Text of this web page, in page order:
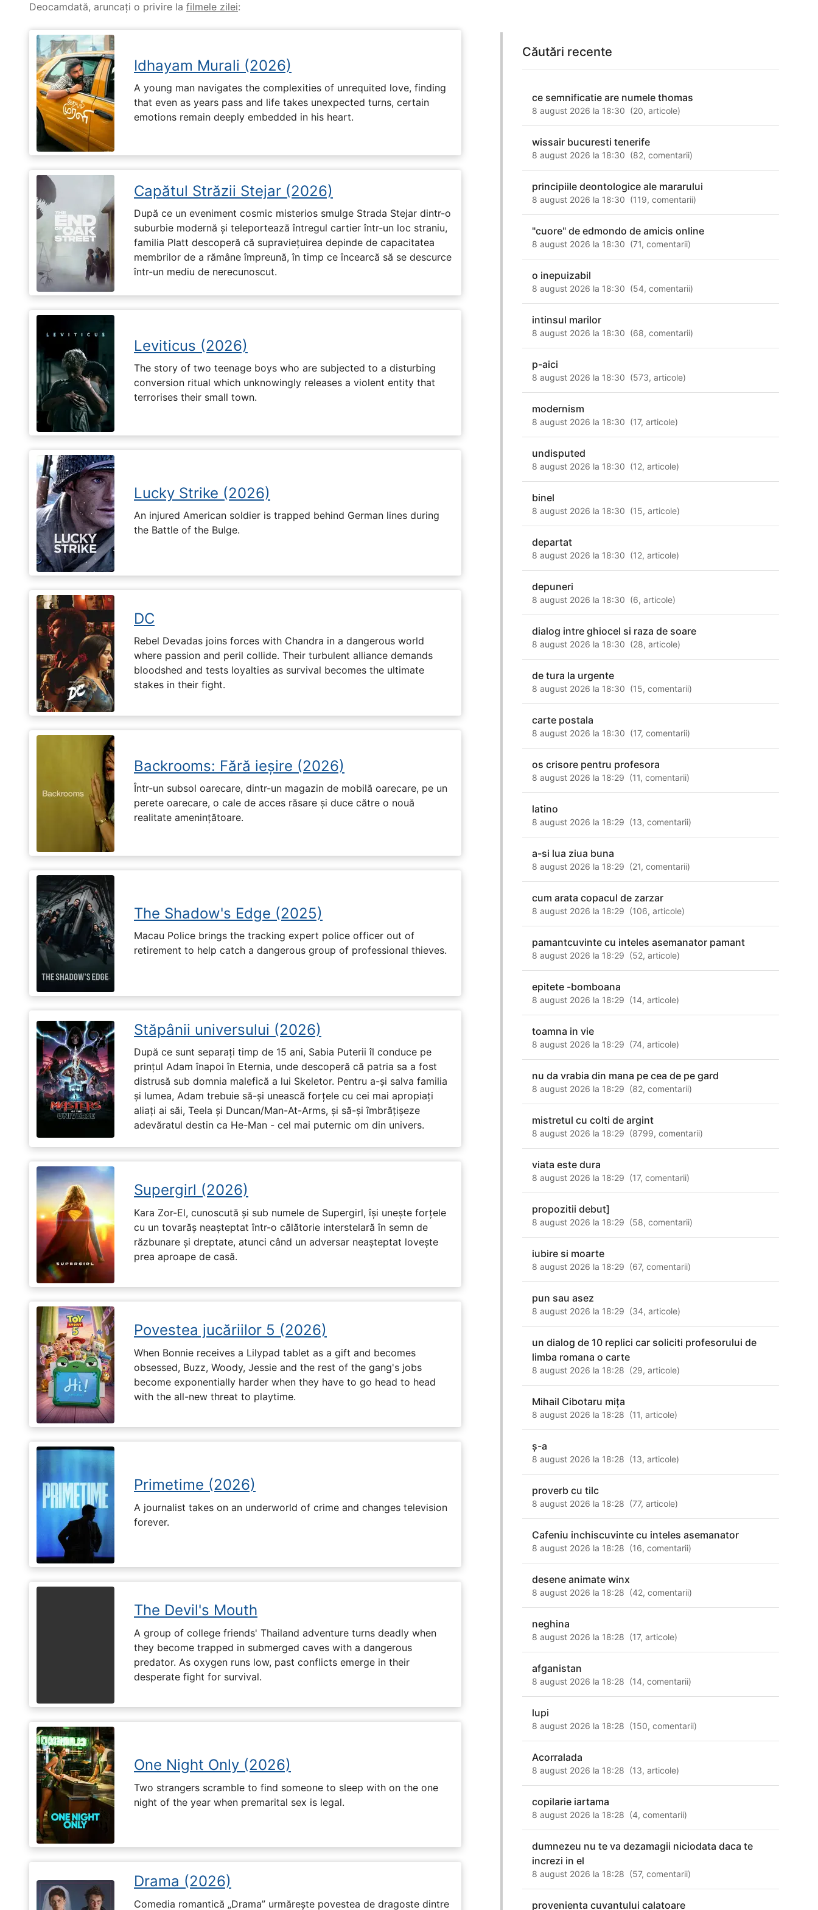
Deocamdată, aruncați o privire la filmele zilei:
Idhayam Murali (2026)
A young man navigates the complexities of unrequited love, finding
that even as years pass and life takes unexpected turns, certain
emotions remain deeply embedded in his heart.
Capătul Străzii Stejar (2026)
După ce un eveniment cosmic misterios smulge Strada Stejar dintr-o
suburbie modernă și teleportează întregul cartier într-un loc straniu,
familia Platt descoperă că supraviețuirea depinde de capacitatea
membrilor de a rămâne împreună, în timp ce încearcă să se descurce
într-un mediu de nerecunoscut.
Leviticus (2026)
The story of two teenage boys who are subjected to a disturbing
conversion ritual which unknowingly releases a violent entity that
terrorises their small town.
Lucky Strike (2026)
An injured American soldier is trapped behind German lines during
the Battle of the Bulge.
DC
Rebel Devadas joins forces with Chandra in a dangerous world
where passion and peril collide. Their turbulent alliance demands
bloodshed and tests loyalties as survival becomes the ultimate
stakes in their fight.
Backrooms: Fără ieșire (2026)
Într-un subsol oarecare, dintr-un magazin de mobilă oarecare, pe un
perete oarecare, o cale de acces răsare și duce către o nouă
realitate amenințătoare.
The Shadow's Edge (2025)
Macau Police brings the tracking expert police officer out of
retirement to help catch a dangerous group of professional thieves.
Stăpânii universului (2026)
După ce sunt separați timp de 15 ani, Sabia Puterii îl conduce pe
prințul Adam înapoi în Eternia, unde descoperă că patria sa a fost
distrusă sub domnia malefică a lui Skeletor. Pentru a-și salva familia
și lumea, Adam trebuie să-și unească forțele cu cei mai apropiați
aliați ai săi, Teela și Duncan/Man-At-Arms, și să-și îmbrățișeze
adevăratul destin ca He-Man - cel mai puternic om din univers.
Supergirl (2026)
Kara Zor-El, cunoscută și sub numele de Supergirl, își unește forțele
cu un tovarăș neașteptat într-o călătorie interstelară în semn de
răzbunare și dreptate, atunci când un adversar neașteptat lovește
prea aproape de casă.
Povestea jucăriilor 5 (2026)
When Bonnie receives a Lilypad tablet as a gift and becomes
obsessed, Buzz, Woody, Jessie and the rest of the gang's jobs
become exponentially harder when they have to go head to head
with the all-new threat to playtime.
Primetime (2026)
A journalist takes on an underworld of crime and changes television
forever.
The Devil's Mouth
A group of college friends' Thailand adventure turns deadly when
they become trapped in submerged caves with a dangerous
predator. As oxygen runs low, past conflicts emerge in their
desperate fight for survival.
One Night Only (2026)
Two strangers scramble to find someone to sleep with on the one
night of the year when premarital sex is legal.
Drama (2026)
Comedia romantică „Drama” urmărește povestea de dragoste dintre
Căutări recente
ce semnificatie are numele thomas
8 august 2026 la 18:30 (20,articole)
wissair bucuresti tenerife
8 august 2026 la 18:30 (82,comentarii)
principiile deontologice ale mararului
8 august 2026 la 18:30 (119,comentarii)
"cuore" de edmondo de amicis online
8 august 2026 la 18:30 (71,comentarii)
o inepuizabil
8 august 2026 la 18:30 (54,comentarii)
intinsul marilor
8 august 2026 la 18:30 (68,comentarii)
p-aici
8 august 2026 la 18:30 (573,articole)
modernism
8 august 2026 la 18:30 (17,articole)
undisputed
8 august 2026 la 18:30 (12,articole)
binel
8 august 2026 la 18:30 (15,articole)
departat
8 august 2026 la 18:30 (12,articole)
depuneri
8 august 2026 la 18:30 (6,articole)
dialog intre ghiocel si raza de soare
8 august 2026 la 18:30 (28,articole)
de tura la urgente
8 august 2026 la 18:30 (15,comentarii)
carte postala
8 august 2026 la 18:30 (17,comentarii)
os crisore pentru profesora
8 august 2026 la 18:29 (11,comentarii)
latino
8 august 2026 la 18:29 (13,comentarii)
a-si lua ziua buna
8 august 2026 la 18:29 (21,comentarii)
cum arata copacul de zarzar
8 august 2026 la 18:29 (106,articole)
pamantcuvinte cu inteles asemanator pamant
8 august 2026 la 18:29 (52,articole)
epitete -bomboana
8 august 2026 la 18:29 (14,articole)
toamna in vie
8 august 2026 la 18:29 (74,articole)
nu da vrabia din mana pe cea de pe gard
8 august 2026 la 18:29 (82,comentarii)
mistretul cu colti de argint
8 august 2026 la 18:29 (8799,comentarii)
viata este dura
8 august 2026 la 18:29 (17,comentarii)
propozitii debut]
8 august 2026 la 18:29 (58,comentarii)
iubire si moarte
8 august 2026 la 18:29 (67,comentarii)
pun sau asez
8 august 2026 la 18:29 (34,articole)
un dialog de 10 replici car soliciti profesorului de
limba romana o carte
8 august 2026 la 18:28 (29,articole)
Mihail Cibotaru miţa
8 august 2026 la 18:28 (11,articole)
ş-a
8 august 2026 la 18:28 (13,articole)
proverb cu tilc
8 august 2026 la 18:28 (77,articole)
Cafeniu inchiscuvinte cu inteles asemanator
8 august 2026 la 18:28 (16,comentarii)
desene animate winx
8 august 2026 la 18:28 (42,comentarii)
neghina
8 august 2026 la 18:28 (17,articole)
afganistan
8 august 2026 la 18:28 (14,comentarii)
lupi
8 august 2026 la 18:28 (150,comentarii)
Acorralada
8 august 2026 la 18:28 (13,articole)
copilarie iartama
8 august 2026 la 18:28 (4,comentarii)
dumnezeu nu te va dezamagii niciodata daca te
increzi in el
8 august 2026 la 18:28 (57,comentarii)
provenienta cuvantului calatoare